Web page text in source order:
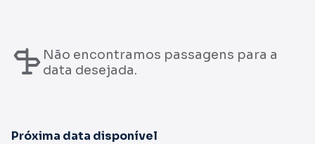
Não encontramos passagens para a
data desejada.
Próxima data disponível